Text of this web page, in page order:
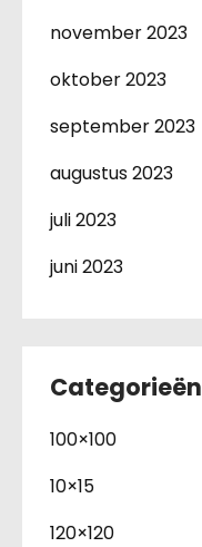
november 2023
oktober 2023
september 2023
augustus 2023
juli 2023
juni 2023
Categorieën
100×100
10×15
120×120